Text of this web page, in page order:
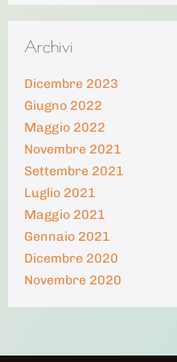
Archivi
Dicembre 2023
Giugno 2022
Maggio 2022
Novembre 2021
Settembre 2021
Luglio 2021
Maggio 2021
Gennaio 2021
Dicembre 2020
Novembre 2020